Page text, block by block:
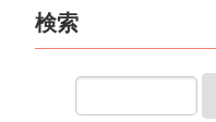
検索